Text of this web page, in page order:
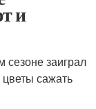
и
заиграл
сажать